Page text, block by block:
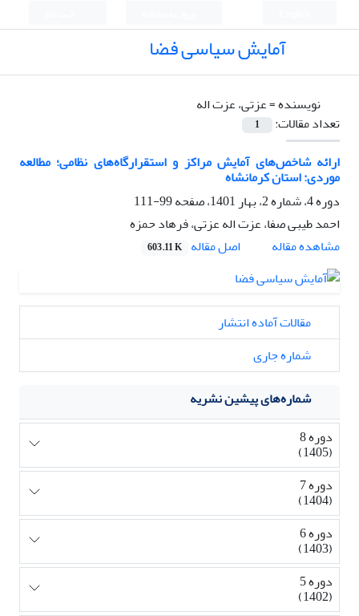
آمایش سیاسی فضا
نویسنده =عزتی، عزت اله
تعداد مقالات:
1
ارائه شاخص‌های آمایش مراکز و استقرارگاه‌های نظامی؛ مطالعه
موردی: استان کرمانشاه
دوره 4، شماره 2، بهار 1401، صفحه
99-111
احمد طیبی صفا، عزت اله عزتی، فرهاد حمزه
مشاهده مقاله
اصل مقاله 603.11 K
مقالات آماده انتشار
شماره جاری
شماره‌های پیشین نشریه
دوره 8
(1405)
دوره 7
(1404)
دوره 6
(1403)
دوره 5
(1402)